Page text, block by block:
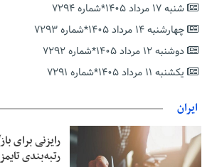
بخش دوم گفت‌وگوی پزشکیان با مردم امشب
جزئیات فعال‌سازی «کیف پول ایران» اعلام شد
حمایت از مرزنشینان نباید به زیان تولید باشد/
وارد شود
امیر اکرمی‌نیا: ارتش کاملاً آماده است
شنبه ۱۷ مرداد ۱۴۰۵*شماره ۷۲۹۴
چهارشنبه ۱۴ مرداد ۱۴۰۵*شماره ۷۲۹۳
دوشنبه ۱۲ مرداد ۱۴۰۵*شماره ۷۲۹۲
یکشنبه ۱۱ مرداد ۱۴۰۵*شماره ۷۲۹۱
ایران
رایزنی برای
رتبه‌بندی تایمز